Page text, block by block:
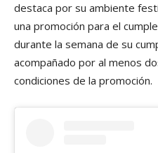
destaca por su ambiente
una promoción para el
durante la semana de su
acompañado por al menos
condiciones de la promoción.